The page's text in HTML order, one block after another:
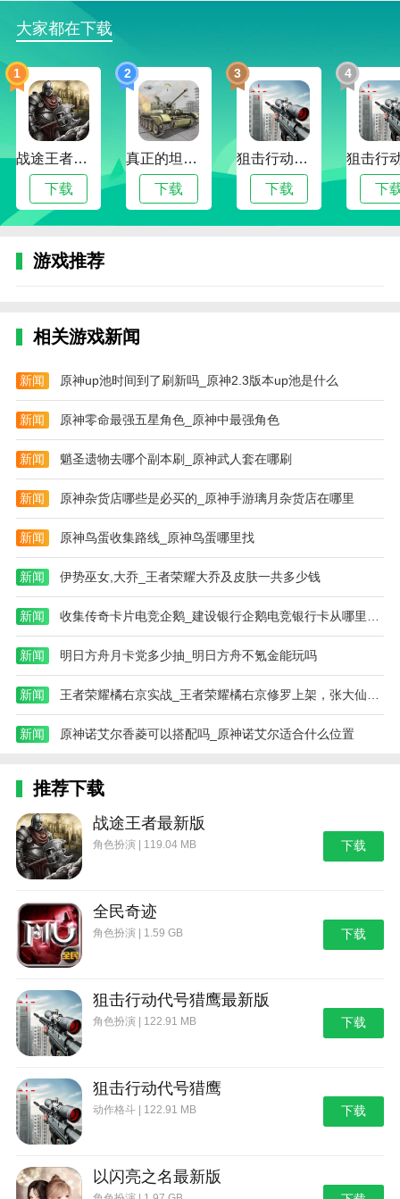
更新日志
大家都在下载
1
战途王者最新版
下载
2
真正的坦克大战
下载
3
狙击行动代号猎鹰最新版
下载
4
下
游戏推荐
相关游戏新闻
新闻 原神up池时间到了刷新吗_原神2.3版本up池是什么
新闻 原神零命最强五星角色_原神中最强角色
新闻 魈圣遗物去哪个副本刷_原神武人套在哪刷
新闻 原神杂货店哪些是必买的_原神手游璃月杂货店在哪里
新闻 原神鸟蛋收集路线_原神鸟蛋哪里找
新闻 伊势巫女,大乔_王者荣耀大乔及皮肤一共多少钱
新闻
新闻 明日方舟月卡党多少抽_明日方舟不氪金能玩吗
新闻
新闻 原神诺艾尔香菱可以搭配吗_原神诺艾尔适合什么位置
推荐下载
战途王者最新版
角色扮演 | 119.04 MB 下载
全民奇迹
角色扮演 | 1.59 GB 下载
狙击行动代号猎鹰最新版
角色扮演 | 122.91 MB 下载
狙击行动代号猎鹰
动作格斗 | 122.91 MB 下载
以闪亮之名最新版